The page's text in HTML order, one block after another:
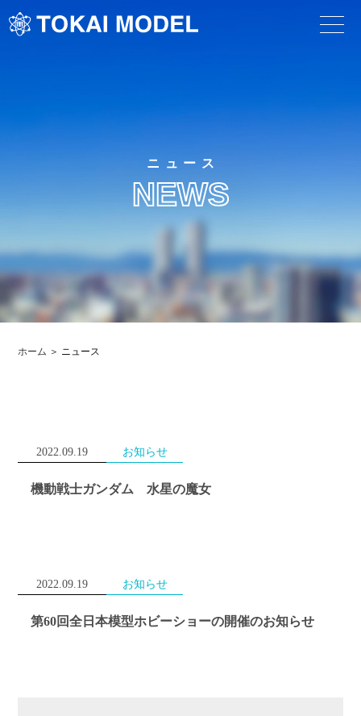
ニュース
NEWS
ホーム ニュース
2022.09.19 お知らせ
機動戦士ガンダム 水星の魔女
2022.09.19 お知らせ
第60回全日本模型ホビーショーの開催のお知らせ